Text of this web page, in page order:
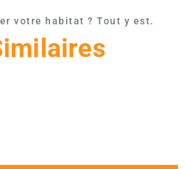
votre habitat ? Tout y est.